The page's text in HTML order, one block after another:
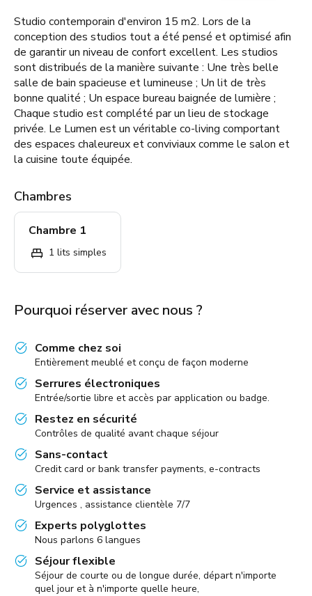
Studio contemporain d'environ 15 m2. Lors de la
conception des studios tout a été pensé et optimisé afin
de garantir un niveau de confort excellent. Les studios
sont distribués de la manière suivante : Une très belle
salle de bain spacieuse et lumineuse ; Un lit de très
bonne qualité ; Un espace bureau baignée de lumière ;
Chaque studio est complété par un lieu de stockage
privée. Le Lumen est un véritable co-living comportant
des espaces chaleureux et conviviaux comme le salon et
la cuisine toute équipée.
Chambres
Chambre 1
1 lits simples
Pourquoi réserver avec nous ?
Comme chez soi
Entièrement meublé et conçu de façon moderne
Serrures électroniques
Entrée/sortie libre et accès par application ou badge.
Restez en sécurité
Contrôles de qualité avant chaque séjour
Sans-contact
Credit card or bank transfer payments, e-contracts
Service et assistance
Urgences , assistance clientèle 7/7
Experts polyglottes
Nous parlons 6 langues
Séjour flexible
Séjour de courte ou de longue durée, départ n'importe
quel jour et à n'importe quelle heure,